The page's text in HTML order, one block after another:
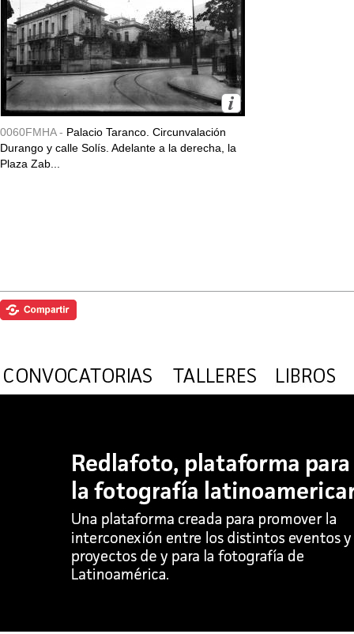
0060FMHA - Palacio Taranco. Circunvalación
Durango y calle Solís. Adelante a la derecha, la
Plaza Zab...